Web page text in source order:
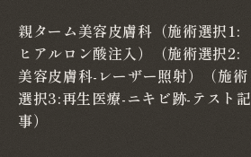
親ターム美容皮膚科（施術選択1:
ヒアルロン酸注入）（施術選択2:
美容皮膚科-レーザー照射）（施術
選択3:再生医療-ニキビ跡-テスト記
事）